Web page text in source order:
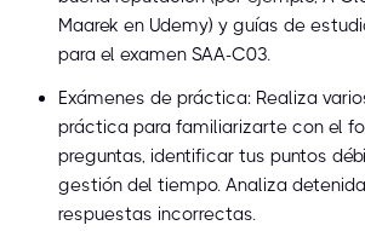
Maarek en Udemy) y guías de
para el examen SAA-C03.
Exámenes de práctica: Realiza
práctica para familiarizarte con el
preguntas, identificar tus puntos
gestión del tiempo. Analiza
respuestas incorrectas.